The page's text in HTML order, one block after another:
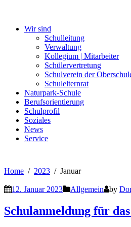
Wir sind
Schulleitung
Verwaltung
Kollegium | Mitarbeiter
Schülervertretung
Schulverein der
Schulelternrat
Naturpark-Schule
Berufsorientierung
Schulprofil
Soziales
News
Service
Home 2023 Januar
12. Januar 2023 Allgemein by
Schulanmeldung für